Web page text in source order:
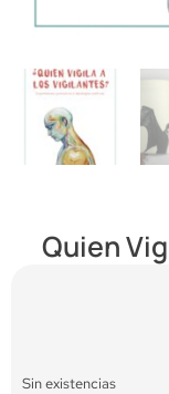
Quien
Sin existencias